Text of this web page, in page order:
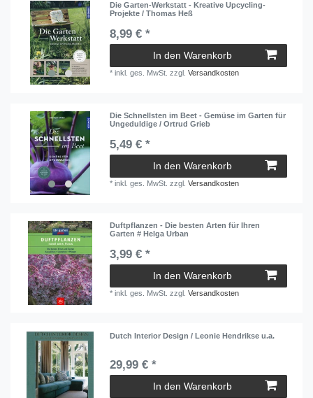
Die Garten-Werkstatt - Kreative Upcycling-
Projekte / Thomas Heß
8,99 € *
In den Warenkorb
*inkl. ges. MwSt. zzgl.Versandkosten
Die Schnellsten im Beet - Gemüse im Garten für
Ungeduldige / Ortrud Grieb
5,49 € *
In den Warenkorb
*inkl. ges. MwSt. zzgl.Versandkosten
Duftpflanzen - Die besten Arten für Ihren
Garten # Helga Urban
3,99 € *
In den Warenkorb
*inkl. ges. MwSt. zzgl.Versandkosten
Dutch Interior Design / Leonie Hendrikse u.a.
29,99 € *
In den Warenkorb